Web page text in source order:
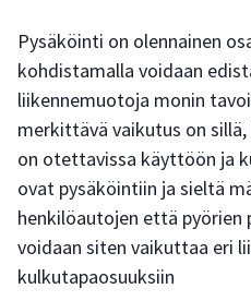
Pysäköinti on olennainen
kohdistamalla voidaan
liikennemuotoja monin
merkittävä vaikutus on
on otettavissa käyttöön ja
ovat pysäköintiin ja sieltä
henkilöautojen että pyörien
voidaan siten vaikuttaa eri
kulkutapaosuuksiin